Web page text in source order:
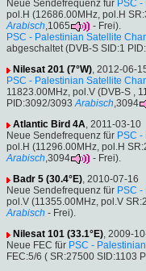
Neue Sendefrequenz für PSC
pol.H (12686.00MHz, pol.H
Arabisch,1065
- Frei).
PSC - Palestinian Satellite
abgeschaltet (DVB-S SID:1
Nilesat 201 (7°W), 2012-06-
PSC - Palestinian Satellite
11823.00MHz, pol.V (DVB-S ,
PID:3092/3093 Arabisch,3094
Atlantic Bird 4A, 2011-03-10
Neue Sendefrequenz für PSC
pol.H (11296.00MHz, pol.H
Arabisch,3094
- Frei).
Badr 5 (30.4°E), 2010-07-16
Neue Sendefrequenz für PSC
pol.V (11355.00MHz, pol.V
Arabisch - Frei).
Nilesat 101 (33.1°E), 2009-
Neue FEC für PSC -
FEC:5/6 ( SR:27500 SID:1103